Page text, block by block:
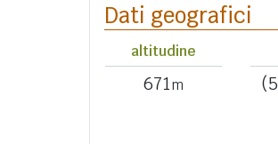
Dati geografici
altitudine
671m